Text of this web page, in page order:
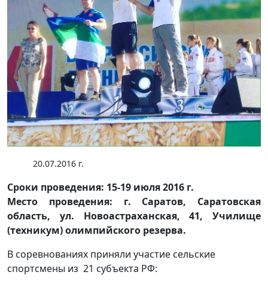
20.07.2016 г.
Сроки проведения: 15-19 июля 2016 г.
Место проведения: г. Саратов, Саратовская
область, ул. Новоастраханская, 41, Училище
(техникум) олимпийского резерва.
В соревнованиях приняли участие сельские
спортсмены из 21 субъекта РФ: